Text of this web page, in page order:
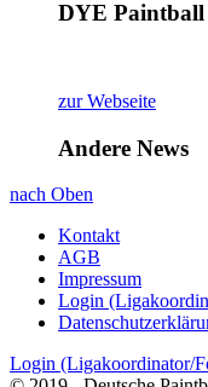
DYE Paintball
zur Webseite
Andere News
nach Oben
Kontakt
AGB
Impressum
Login
Login (Ligakoordinator/